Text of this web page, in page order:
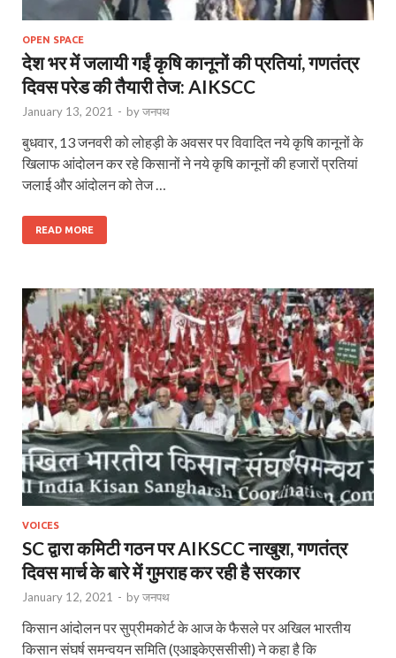
OPEN SPACE
देश भर में जलायी गईं कृषि कानूनों की प्रतियां, गणतंत्र
दिवस परेड की तैयारी तेज: AIKSCC
January 13, 2021 - byजनपथ
बुधवार, 13 जनवरी को लोहड़ी के अवसर पर विवादित नये कृषि कानूनों के
खिलाफ आंदोलन कर रहे किसानों ने नये कृषि कानूनों की हजारों प्रतियां
जलाई और आंदोलन को तेज …
READ MORE
VOICES
SC द्वारा कमिटी गठन पर AIKSCC नाखुश, गणतंत्र
दिवस मार्च के बारे में गुमराह कर रही है सरकार
January 12, 2021 - byजनपथ
किसान आंदोलन पर सुप्रीमकोर्ट के आज के फैसले पर अखिल भारतीय
किसान संघर्ष समन्वयन समिति (एआइकेएससीसी) ने कहा है कि